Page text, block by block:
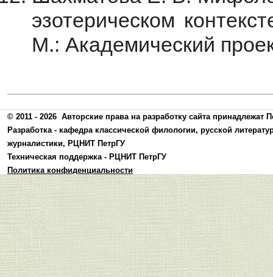
эзотерическом
М.: Академический
© 2011 - 2026 Авторские права на разработку сайта принадлежат
Разработка - кафедра классической филологии, русской
журналистики, РЦНИТ ПетрГУ
Техническая поддержка - РЦНИТ ПетрГУ
Политика конфиденциальности